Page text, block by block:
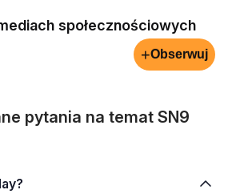
społecznościowych
+Obserwuj
pytania na temat SN9
is today?